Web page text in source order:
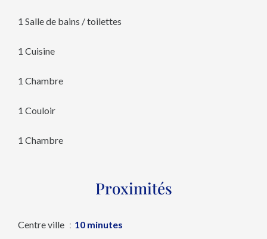
1 Salle de bains / toilettes
1 Cuisine
1 Chambre
1 Couloir
1 Chambre
Proximités
Centre ville 10 minutes